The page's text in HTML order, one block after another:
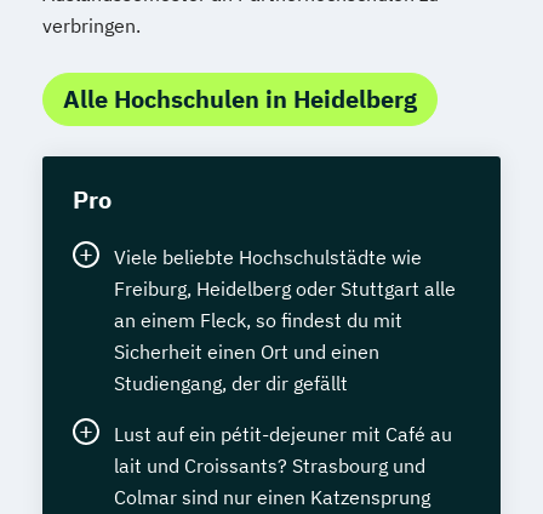
verbringen.
Alle Hochschulen in Heidelberg
Pro
Viele beliebte Hochschulstädte wie
Freiburg, Heidelberg oder Stuttgart alle
an einem Fleck, so findest du mit
Sicherheit einen Ort und einen
Studiengang, der dir gefällt
Lust auf ein pétit-dejeuner mit Café au
lait und Croissants? Strasbourg und
Colmar sind nur einen Katzensprung